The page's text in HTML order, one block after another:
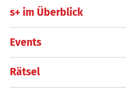
s+ im Überblick
Events
Rätsel